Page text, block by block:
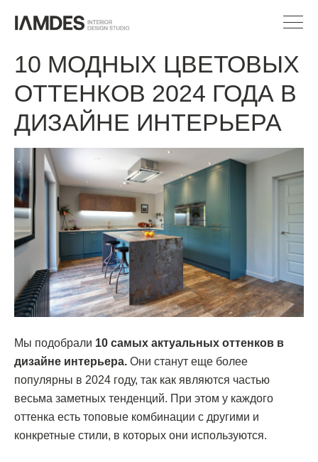
10 МОДНЫХ ЦВЕТОВЫХ
ОТТЕНКОВ 2024 ГОДА В
ДИЗАЙНЕ ИНТЕРЬЕРА
Мы подобрали 10 самых актуальных оттенков в
дизайне интерьера. Они станут еще более
популярны в 2024 году, так как являются частью
весьма заметных тенденций. При этом у каждого
оттенка есть топовые комбинации с другими и
конкретные стили, в которых они используются.